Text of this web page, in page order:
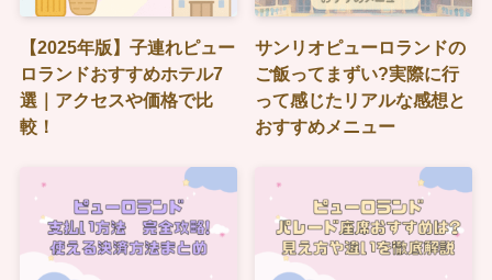
【2025年版】子連れピュー
ロランドおすすめホテル7
選｜アクセスや価格で比
較！
サンリオピューロランドの
ご飯ってまずい?実際に行
って感じたリアルな感想と
おすすめメニュー